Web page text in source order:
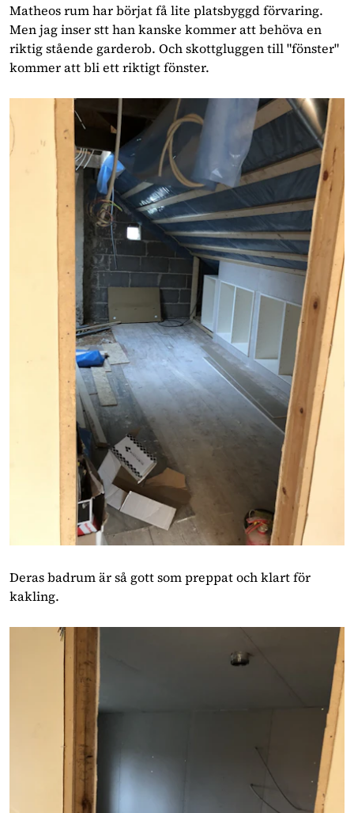
Matheos rum har börjat få lite platsbyggd förvaring.
Men jag inser stt han kanske kommer att behöva en
riktig stående garderob. Och skottgluggen till "fönster"
kommer att bli ett riktigt fönster.
Deras badrum är så gott som preppat och klart för
kakling.